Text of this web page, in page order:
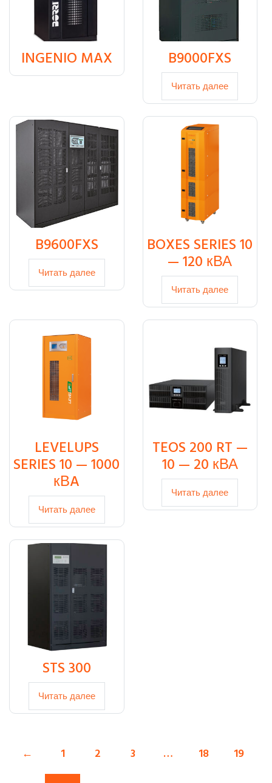
₸0
INGENIO MAX B9000FXS
Читать далее
B9600FXS
Читать далее
BOXES SERIES 10
— 120 кВА
Читать далее
LEVELUPS
SERIES 10 — 1000
кВA
Читать далее
TEOS 200 RT —
10 — 20 кВА
Читать далее
STS 300
Читать далее
← 1 2 3 … 18
19